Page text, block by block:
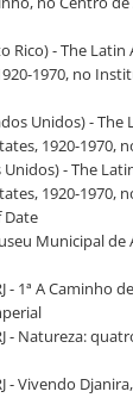
Rico) - The
1970, no
Unidos) -
1920-1970,
Unidos) - The
1920-1970,
Date
Municipal
- 1ª A Caminho
- Natureza:
- Vivendo